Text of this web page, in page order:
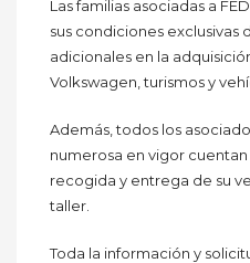
Las familias asociadas a
sus condiciones exclusivas
adicionales en la
Volkswagen, turismos y
Además, todos los
numerosa en vigor
recogida y entrega de su
taller.
Toda la información y